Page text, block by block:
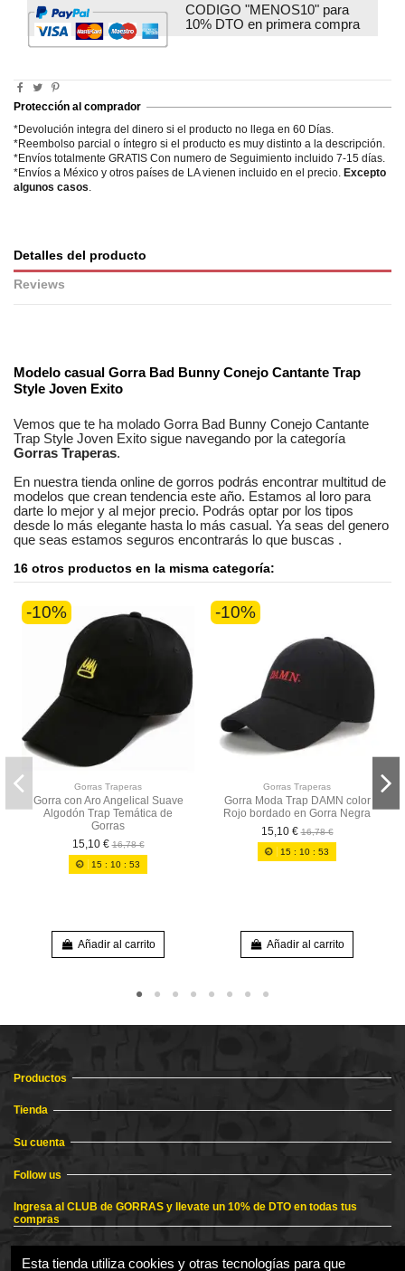
CODIGO "MENOS10" para
10% DTO en primera compra
Protección al comprador
*Devolución integra del dinero si el producto no llega en 60 Días.
*Reembolso parcial o íntegro si el producto es muy distinto a la descripción.
*Envíos totalmente GRATIS Con numero de Seguimiento incluido 7-15 días.
*Envíos a México y otros países de LA vienen incluido en el precio. Excepto
algunos casos.
Detalles del producto
Reviews
Modelo casual Gorra Bad Bunny Conejo Cantante Trap
Style Joven Exito
Vemos que te ha molado Gorra Bad Bunny Conejo Cantante
Trap Style Joven Exito sigue navegando por la categoría
Gorras Traperas.
En nuestra tienda online de gorros podrás encontrar multitud de
modelos que crean tendencia este año. Estamos al loro para
darte lo mejor y al mejor precio. Podrás optar por los tipos
desde lo más elegante hasta lo más casual. Ya seas del genero
que seas estamos seguros encontrarás lo que buscas .
16 otros productos en la misma categoría:
-10%
Gorras Traperas
Gorra con Aro Angelical Suave
Algodón Trap Temática de
Gorras
15,10 € 16,78 €
15 : 10 :53
Añadir al carrito
-10%
Gorras Traperas
Gorra Moda Trap DAMN color
Rojo bordado en Gorra Negra
15,10 € 16,78 €
15 : 10 :53
Añadir al carrito
Productos
Tienda
Su cuenta
Follow us
Ingresa al CLUB de GORRAS y llevate un 10% de DTO en todas tus
compras
Esta tienda utiliza cookies y otras tecnologías para que